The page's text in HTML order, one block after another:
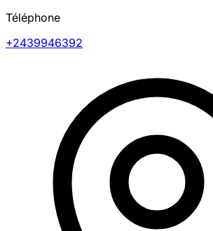
Téléphone
+2439946392